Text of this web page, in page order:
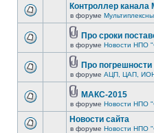
Контроллер
в форуме
Про сроки
в форуме Новости НПО
Про
в форуме АЦП, ЦАП,
МАКС-2015
в форуме Новости НПО
Новости сайта
в форуме Новости НПО